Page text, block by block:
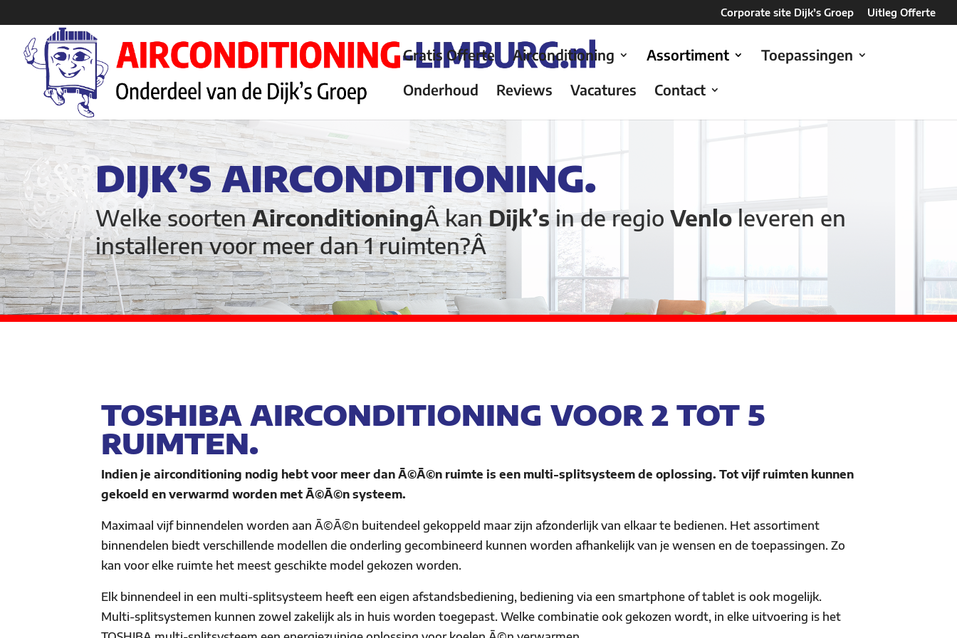
Corporate site Dijk’s Groep Uitleg Offerte
Gratis Offerte Airconditioning Assortiment
Toepassingen
Onderhoud
Reviews Vacatures Contact
DIJK’S AIRCONDITIONING.
Welke soortenAirconditioningÂ kanDijk’s in de regioVenloleveren en
installeren voor meer dan 1 ruimten?Â
TOSHIBA AIRCONDITIONING VOOR 2 TOT 5
RUIMTEN.
Indien je airconditioning nodig hebt voor meer dan Ã©Ã©n ruimte is een multi-splitsysteem de oplossing. Tot vijf ruimten kunnen
gekoeld en verwarmd worden met Ã©Ã©n systeem.
Maximaal vijf binnendelen worden aan Ã©Ã©n buitendeel gekoppeld maar zijn afzonderlijk van elkaar te bedienen. Het assortiment
binnendelen biedt verschillende modellen die onderling gecombineerd kunnen worden afhankelijk van je wensen en de toepassingen. Zo
kan voor elke ruimte het meest geschikte model gekozen worden.
Elk binnendeel in een multi-splitsysteem heeft een eigen afstandsbediening, bediening via een smartphone of tablet is ook mogelijk.
Multi-splitsystemen kunnen zowel zakelijk als in huis worden toegepast. Welke combinatie ook gekozen wordt, in elke uitvoering is het